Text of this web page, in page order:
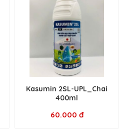
Kasumin 2SL-UPL_Chai
400ml
60.000 đ